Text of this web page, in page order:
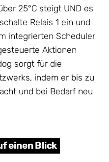
25°C steigt UND es
Relais 1 ein und
integrierten Scheduler
Aktionen
sorgt für die
indem er bis zu
und bei Bedarf neu
einen Blick